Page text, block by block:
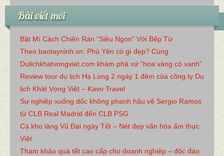
Bài viết mới
Bật Mí Cách Chiên Rán “Siêu Ngon” Với Bếp Từ
Theo baotayninh.vn: Phú Yên có gì đẹp? Cùng
Dulichkhatvongviet.com khám phá xứ “hoa vàng cỏ xanh”
Review tour du lịch Hạ Long 2 ngày 1 đêm của công ty Du
lịch Khát Vọng Việt – Kavo Travel
Sự nghiệp xuống dốc không phanh hậu vệ Sergio Ramos
từ CLB Real Madrid đến CLB PSG
Cá kho làng Vũ Đại ngày Tết – Nét đẹp văn hóa ẩm thực
Việt
Tham khảo quà tết cao cấp cho doanh nghiệp – độc đáo